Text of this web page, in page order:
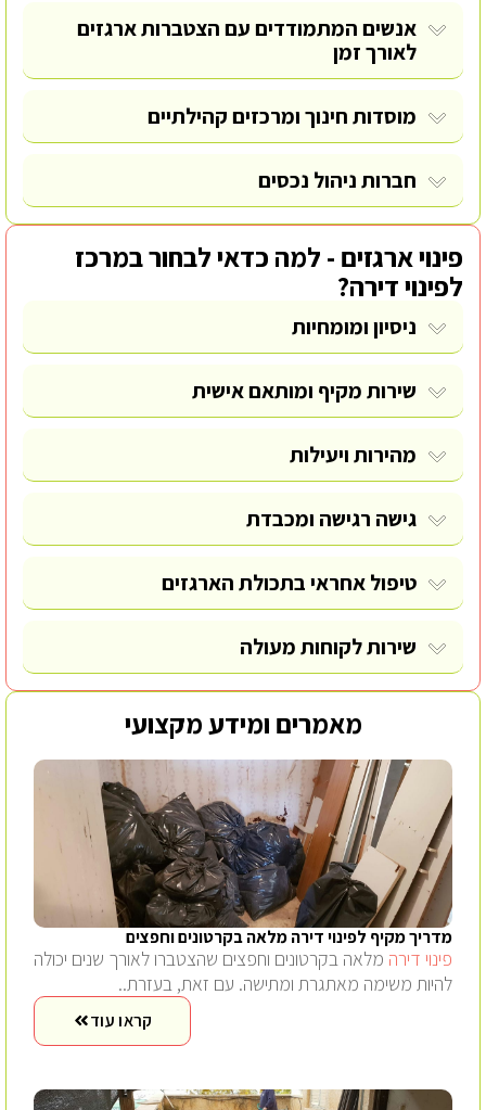
אנשים המתמודדים עם הצטברות ארגזים
לאורך זמן
מוסדות חינוך ומרכזים קהילתיים
חברות ניהול נכסים
פינוי ארגזים - למה כדאי לבחור במרכז
לפינוי דירה?
ניסיון ומומחיות
שירות מקיף ומותאם אישית
מהירות ויעילות
גישה רגישה ומכבדת
טיפול אחראי בתכולת הארגזים
שירות לקוחות מעולה
מאמרים ומידע מקצועי
מדריך מקיף לפינוי דירה מלאה בקרטונים וחפצים
פינוי דירה מלאה בקרטונים וחפצים שהצטברו לאורך שנים יכולה
להיות משימה מאתגרת ומתישה. עם זאת, בעזרת..
קראו עוד